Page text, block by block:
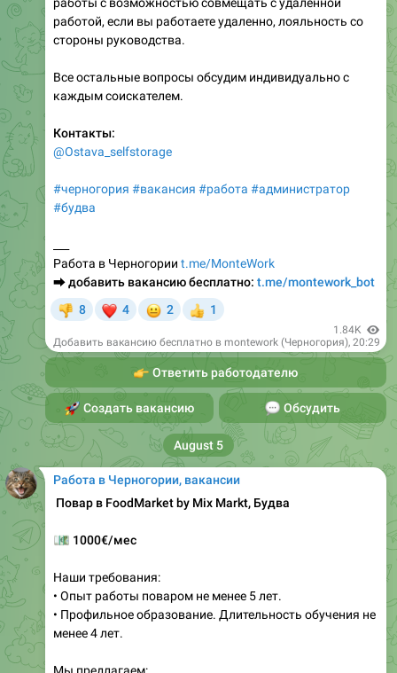
работой, если вы работаете удаленно, лояльность со
стороны руководства.
Все остальные вопросы обсудим индивидуально с
каждым соискателем.
Контакты:
@Ostava_selfstorage
#черногория #вакансия #работа #администратор
#будва
Работа в Черногории t.me/MonteWork
⮕добавить вакансию бесплатно: t.me/montework_bot
8 4
😐
2
👍
1
1.84K
Добавить вакансию бесплатно в montework (Черногория), 20:29
👉Ответить работодателю
Создать вакансию💬Обсудить
Работа в Черногории, вакансии
‍ Повар в FoodMarket by Mix Markt, Будва
1000€/мес
Наши требования:
• Опыт работы поваром не менее 5 лет.
• Профильное образование. Длительность обучения не
менее 4 лет.
August 5